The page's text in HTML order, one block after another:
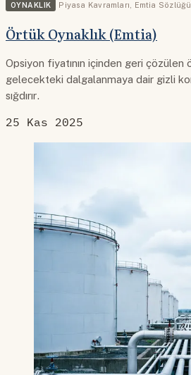
OYNAKLIK Piyasa Kavramları Emtia Sözlüğü
Örtük Oynaklık (Emtia)
Opsiyon fiyatının içinden geri çözülen
gelecekteki dalgalanmaya dair gizli
sığdırır.
25 Kas 2025